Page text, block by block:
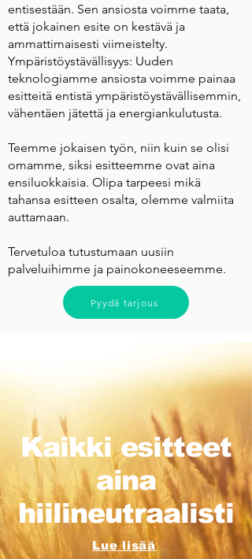
entisestään. Sen ansiosta voimme taata,
että jokainen esite on kestävä ja
ammattimaisesti viimeistelty.
Ympäristöystävällisyys: Uuden
teknologiamme ansiosta voimme painaa
esitteitä entistä ympäristöystävällisemmin,
vähentäen jätettä ja energiankulutusta.
Teemme jokaisen työn, niin kuin se olisi
omamme, siksi esitteemme ovat aina
ensiluokkaisia. Olipa tarpeesi mikä
tahansa esitteen osalta, olemme valmiita
auttamaan.
Tervetuloa tutustumaan uusiin
palveluihimme ja painokoneeseemme.
Pyydä tarjous
Kaikki esitteet
aina
hiilineutraalisti
Lue lisää